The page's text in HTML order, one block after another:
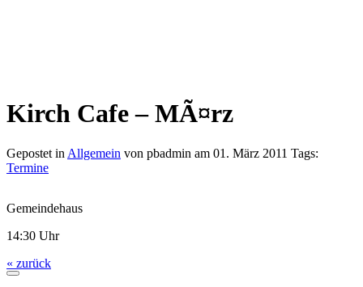
Kirch Cafe – MÃ¤rz
Gepostet in Allgemein von pbadmin am 01. März 2011 Tags:
Termine
Gemeindehaus
14:30 Uhr
« zurück